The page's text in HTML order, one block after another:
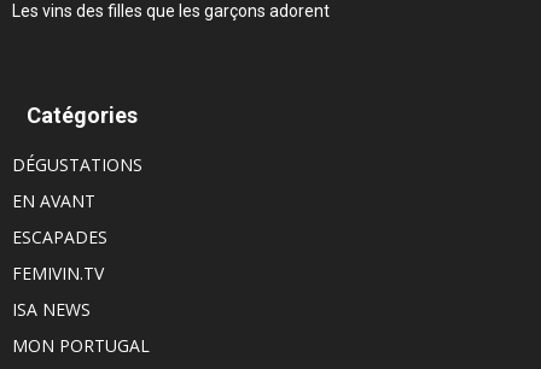
Les vins des filles que les garçons adorent
Catégories
DÉGUSTATIONS
EN AVANT
ESCAPADES
FEMIVIN.TV
ISA NEWS
MON PORTUGAL